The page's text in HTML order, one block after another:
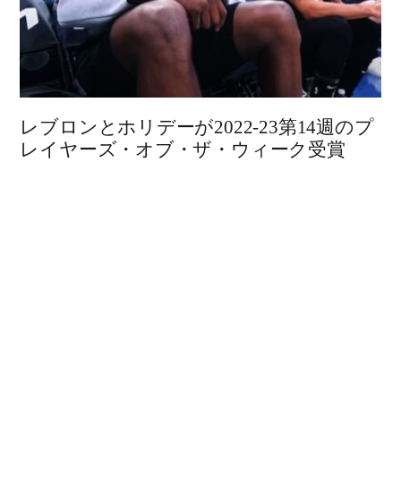
レブロンとホリデーが2022-23第14週のプ
レイヤーズ・オブ・ザ・ウィーク受賞